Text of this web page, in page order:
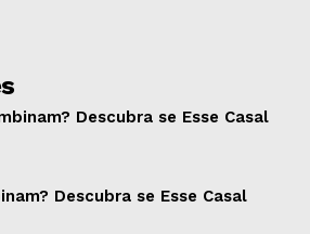
Descubra se Esse Casal
Descubra se Esse Casal